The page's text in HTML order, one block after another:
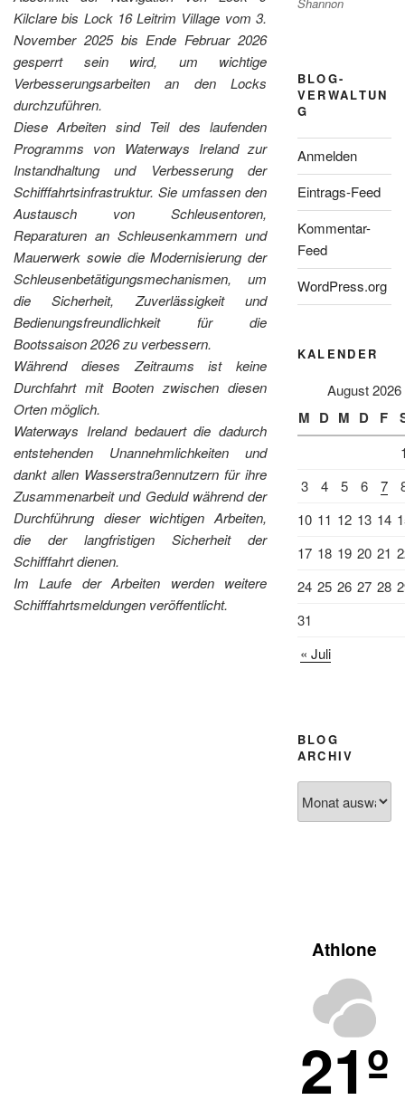
Kilclare bis Lock 16 Leitrim Village vom 3.
November 2025 bis Ende Februar 2026
gesperrt sein wird, um wichtige
Verbesserungsarbeiten an den Locks
durchzuführen.
Diese Arbeiten sind Teil des laufenden
Programms von Waterways Ireland zur
Instandhaltung und Verbesserung der
Schifffahrtsinfrastruktur. Sie umfassen den
Austausch von Schleusentoren,
Reparaturen an Schleusenkammern und
Mauerwerk sowie die Modernisierung der
Schleusenbetätigungsmechanismen, um
die Sicherheit, Zuverlässigkeit und
Bedienungsfreundlichkeit für die
Bootssaison 2026 zu verbessern.
Während dieses Zeitraums ist keine
Durchfahrt mit Booten zwischen diesen
Orten möglich.
Waterways Ireland bedauert die dadurch
entstehenden Unannehmlichkeiten und
dankt allen Wasserstraßennutzern für ihre
Zusammenarbeit und Geduld während der
Durchführung dieser wichtigen Arbeiten,
die der langfristigen Sicherheit der
Schifffahrt dienen.
Im Laufe der Arbeiten werden weitere
Schifffahrtsmeldungen veröffentlicht.
BLOG-
VERWALTUN
G
Anmelden
Eintrags-Feed
Kommentar-
Feed
WordPress.org
KALENDER
August 2026
M D M D F
3
4 5 6 7
10 11 12 13 14
17 18 19 20 21
24 25 26 27 28
31
« Juli
BLOG
ARCHIV
Archiv
Athlone
21º